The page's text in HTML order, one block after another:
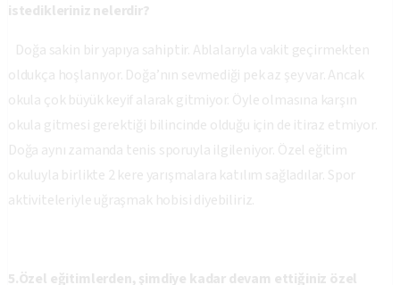
istedikleriniz nelerdir?
Doğa sakin bir yapıya sahiptir. Ablalarıyla vakit geçirmekten
oldukça hoşlanıyor. Doğa’nın sevmediği pek az şey var. Ancak
okula çok büyük keyif alarak gitmiyor. Öyle olmasına karşın
okula gitmesi gerektiği bilincinde olduğu için de itiraz etmiyor.
Doğa aynı zamanda tenis sporuyla ilgileniyor. Özel eğitim
okuluyla birlikte 2 kere yarışmalara katılım sağladılar. Spor
aktiviteleriyle uğraşmak hobisi diyebiliriz.
5.Özel eğitimlerden, şimdiye kadar devam ettiğiniz özel